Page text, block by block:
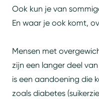
Ook kun je van
En waar je ook komt,
Mensen met
zijn een langer deel
is een aandoening die
zoals diabetes